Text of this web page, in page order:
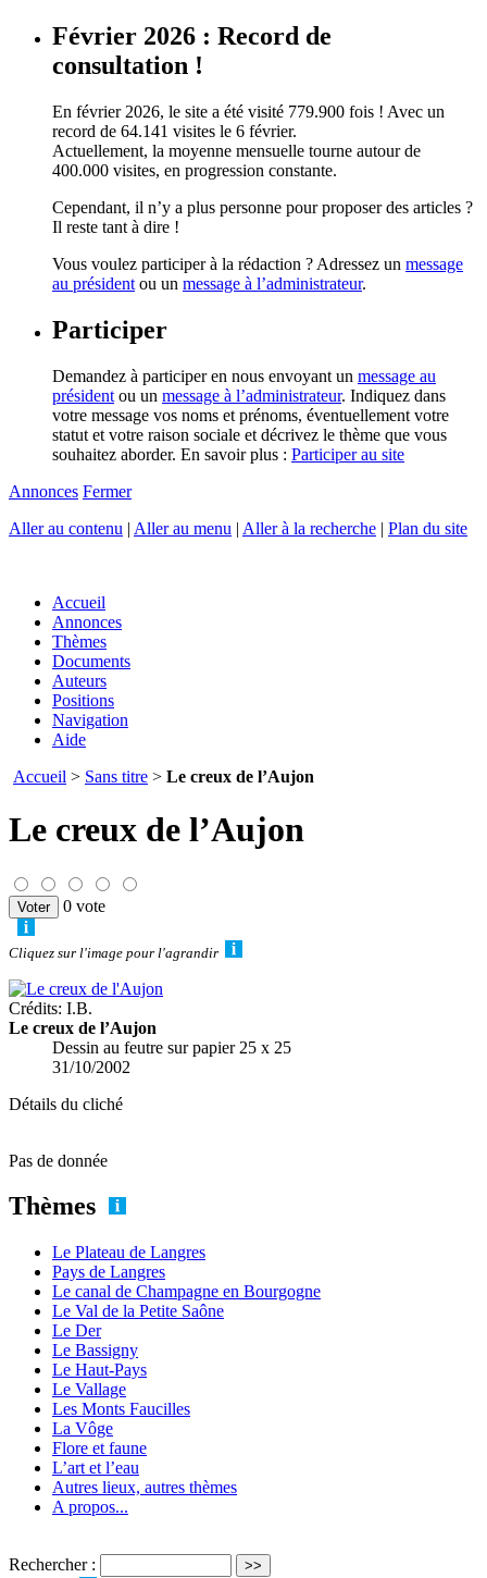
Février 2026 : Record de
consultation !
En février 2026, le site a été visité 779.900 fois ! Avec un
record de 64.141 visites le 6 février.
Actuellement, la moyenne mensuelle tourne autour de
400.000 visites, en progression constante.
Cependant, il n’y a plus personne pour proposer des articles ?
Il reste tant à dire !
Vous voulez participer à la rédaction ? Adressez un message
au président ou un message à l’administrateur.
Participer
Demandez à participer en nous envoyant un message au
président ou un message à l’administrateur. Indiquez dans
votre message vos noms et prénoms, éventuellement votre
statut et votre raison sociale et décrivez le thème que vous
souhaitez aborder. En savoir plus : Participer au site
Annonces Fermer
Aller au contenu | Aller au menu | Aller à la recherche | Plan du site
Accueil
Annonces
Thèmes
Documents
Auteurs
Positions
Navigation
Aide
Accueil > Sans titre > Le creux de l’Aujon
Le creux de l’Aujon
0 vote
Cliquez sur l'image pour l'agrandir
Crédits: I.B.
Le creux de l’Aujon
Dessin au feutre sur papier 25 x 25
31/10/2002
Détails du cliché
Pas de donnée
Thèmes
Le Plateau de Langres
Pays de Langres
Le canal de Champagne en Bourgogne
Le Val de la Petite Saône
Le Der
Le Bassigny
Le Haut-Pays
Le Vallage
Les Monts Faucilles
La Vôge
Flore et faune
L’art et l’eau
Autres lieux, autres thèmes
A propos...
Rechercher :